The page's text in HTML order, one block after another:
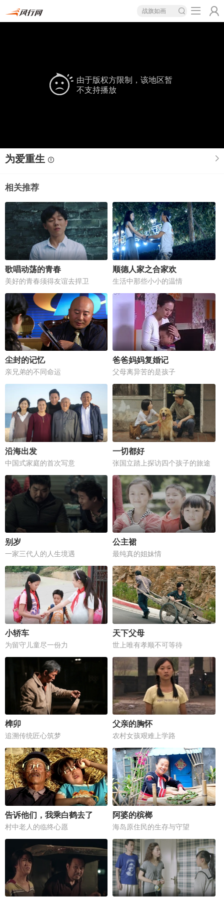
战旗如画
由于版权方限制，该地区暂
不支持播放
为爱重生
相关推荐
歌唱动荡的青春
美好的青春须得友谊去捍卫
顺德人家之合家欢
生活中那些小小的温情
尘封的记忆
亲兄弟的不同命运
爸爸妈妈复婚记
父母离异苦的是孩子
沿海出发
中国式家庭的首次写意
一切都好
张国立踏上探访四个孩子的旅途
别岁
一家三代人的人生境遇
公主裙
最纯真的姐妹情
小轿车
为留守儿童尽一份力
天下父母
世上唯有孝顺不可等待
榫卯
追溯传统匠心筑梦
父亲的胸怀
农村女孩艰难上学路
告诉他们，我乘白鹤去了
村中老人的临终心愿
阿婆的槟榔
海岛原住民的生存与守望